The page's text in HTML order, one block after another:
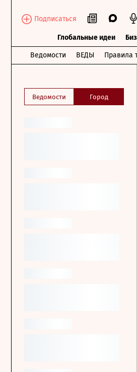
Подписаться
Глобальные идеи
Ведомости ВЕДЫ Правила
Ведомости Город